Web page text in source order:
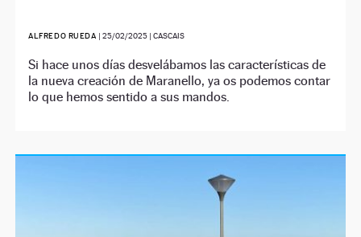
ALFREDO RUEDA | 25/02/2025| CASCAIS
Si hace unos días desvelábamos las características de
la nueva creación de Maranello, ya os podemos contar
lo que hemos sentido a sus mandos.